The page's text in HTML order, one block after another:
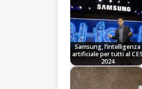
Samsung, l’intelligenza
artificiale per tutti al
2024